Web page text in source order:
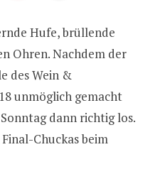
Hufe, brüllende
Ohren. Nachdem der
des Wein &
unmöglich gemacht
dann richtig los.
Chuckas beim